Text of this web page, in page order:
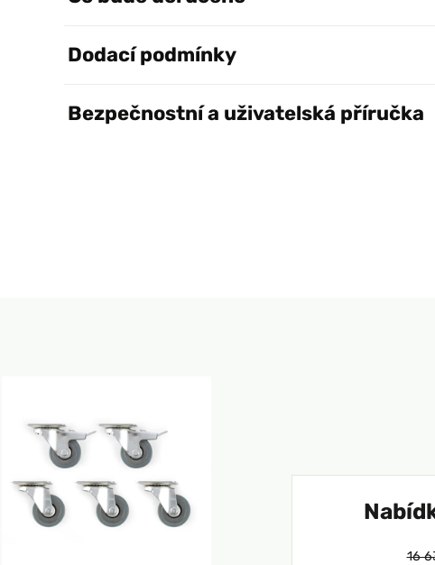
Dodací podmínky
Bezpečnostní a uživatelská příručka
16